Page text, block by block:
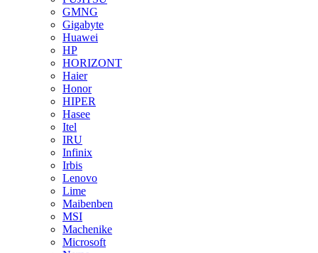
GMNG
Gigabyte
Huawei
HP
HORIZONT
Haier
Honor
HIPER
Hasee
Itel
IRU
Infinix
Irbis
Lenovo
Lime
Maibenben
MSI
Machenike
Microsoft